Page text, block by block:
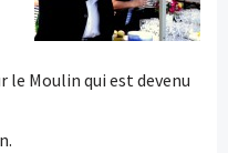
le Moulin qui est devenu